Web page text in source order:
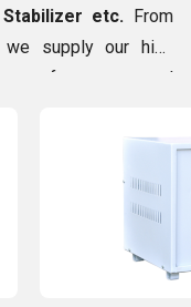
etc. From
supply our high
of our respected
our inception in
them proud by
possible. Our
partners as
to others. Our dream
the first choice
want to expand our